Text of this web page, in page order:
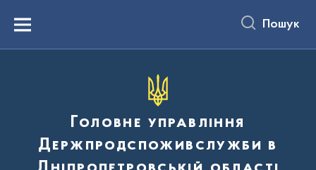
вмістуMenu Пошук
Головне управління
Держпродспоживслужби в